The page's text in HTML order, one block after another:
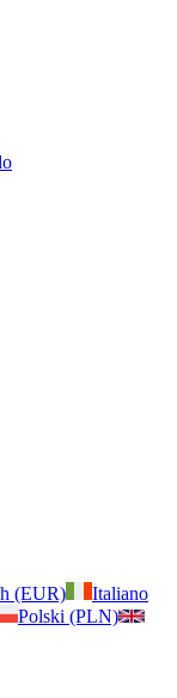
(EUR)
Italiano
Polski (PLN)